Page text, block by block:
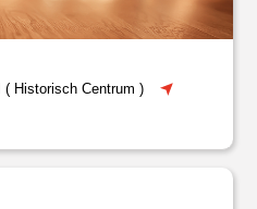
( Historisch Centrum )